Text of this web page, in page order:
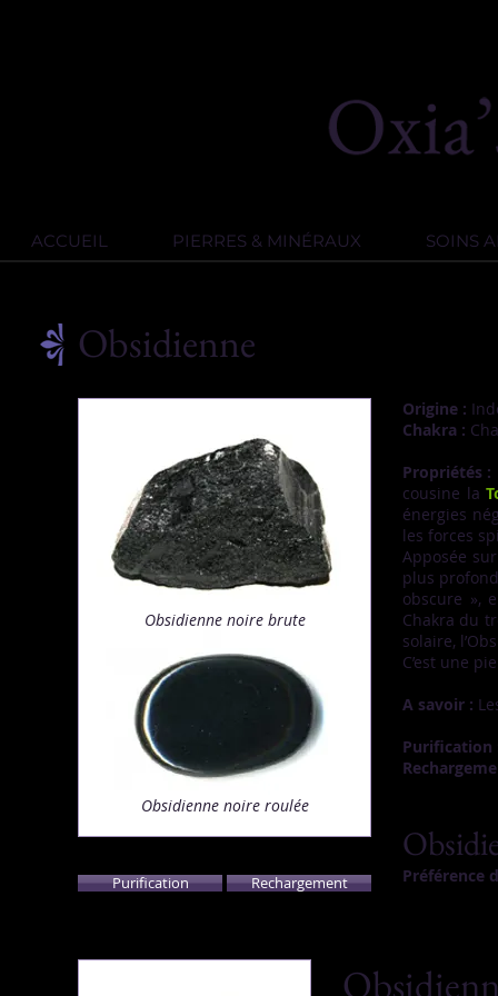
ACCUEIL PIERRES & MINÉRAUX SOINS
Obsidienne
Obsidienne noire roulée
Obsidienne noire brute
Purification Rechargement
Origine :
Chakra :
Propriétés :
cousine la
énergies
les forces
Apposée
plus
obscure »,
Chakra du
solaire,
C’est une
A savoir :
Préférence